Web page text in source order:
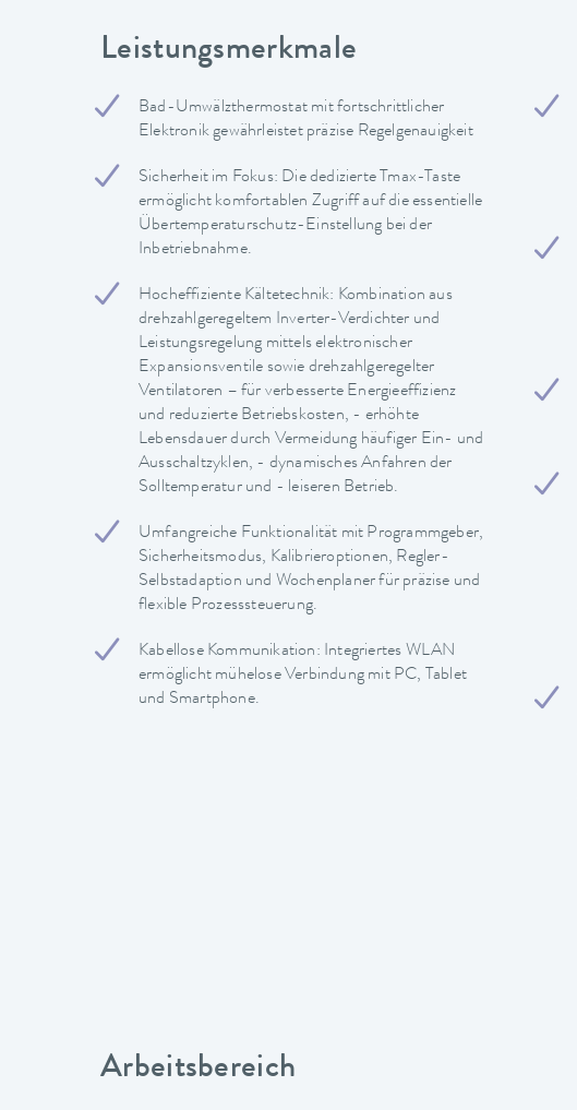
Leistungsmerkmale
Bad-Umwälzthermostat mit fortschrittlicher
Elektronik gewährleistet präzise Regelgenauigkeit
Sicherheit im Fokus: Die dedizierte Tmax-Taste
ermöglicht komfortablen Zugriff auf die essentielle
Übertemperaturschutz-Einstellung bei der
Inbetriebnahme.
Hocheffiziente Kältetechnik: Kombination aus
drehzahlgeregeltem Inverter-Verdichter und
Leistungsregelung mittels elektronischer
Expansionsventile sowie drehzahlgeregelter
Ventilatoren – für verbesserte Energieeffizienz
und reduzierte Betriebskosten, - erhöhte
Lebensdauer durch Vermeidung häufiger Ein- und
Ausschaltzyklen, - dynamisches Anfahren der
Solltemperatur und - leiseren Betrieb.
Umfangreiche Funktionalität mit Programmgeber,
Sicherheitsmodus, Kalibrieroptionen, Regler-
Selbstadaption und Wochenplaner für präzise und
flexible Prozesssteuerung.
Kabellose Kommunikation: Integriertes WLAN
ermöglicht mühelose Verbindung mit PC, Tablet
und Smartphone.
Arbeitsbereich